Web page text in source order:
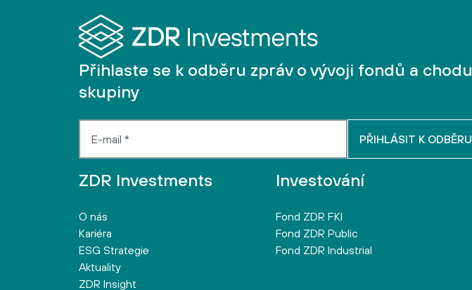
Přihlaste se k odběru zpráv o vývoji fondů a chodu
skupiny
ZDR Investments
O nás
Kariéra
ESG Strategie
Aktuality
ZDR Insight
Investování
Fond ZDR FKI
Fond ZDR Public
Fond ZDR Industrial